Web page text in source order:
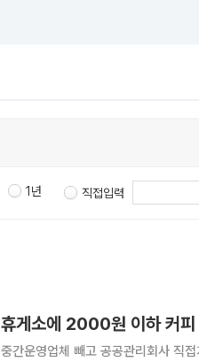
1년 직접입력
휴게소에 2000원 이하 커
중간운영업체 빼고 공공관리회사 직